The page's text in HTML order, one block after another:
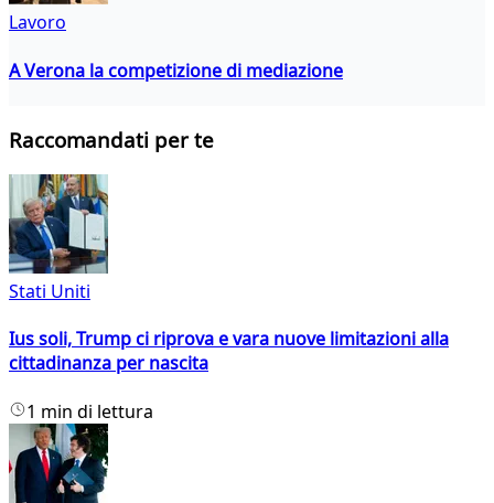
Lavoro
A Verona la competizione di mediazione
Raccomandati per te
Stati Uniti
Ius soli, Trump ci riprova e vara nuove limitazioni alla
cittadinanza per nascita
1 min di lettura